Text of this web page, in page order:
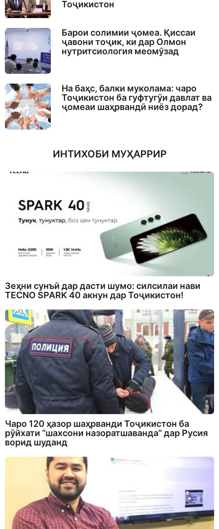
Тоҷикистон
Барои солимии ҷомеа. Қиссаи
ҷавони тоҷик, ки дар Олмон
нутритсиология меомӯзад
На баҳс, балки муколама: чаро
Тоҷикистон ба гуфтугӯи давлат ва
ҷомеаи шаҳрвандӣ ниёз дорад?
ИНТИХОБИ МУҲАРРИР
Зеҳни сунъӣ дар дасти шумо: силсилаи нави
TECNO SPARK 40 акнун дар Тоҷикистон!
Чаро 120 ҳазор шаҳрванди Тоҷикистон ба
рӯйхати “шахсони назоратшаванда” дар Русия
ворид шуданд